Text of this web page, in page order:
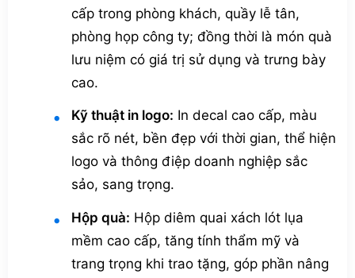
cấp trong phòng khách, quầy lễ tân,
phòng họp công ty; đồng thời là món quà
lưu niệm có giá trị sử dụng và trưng bày
cao.
Kỹ thuật in logo: In decal cao cấp, màu
sắc rõ nét, bền đẹp với thời gian, thể hiện
logo và thông điệp doanh nghiệp sắc
sảo, sang trọng.
Hộp quà: Hộp diêm quai xách lót lụa
mềm cao cấp, tăng tính thẩm mỹ và
trang trọng khi trao tặng, góp phần nâng